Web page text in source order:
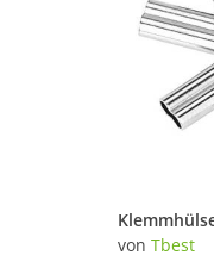
von Tbest